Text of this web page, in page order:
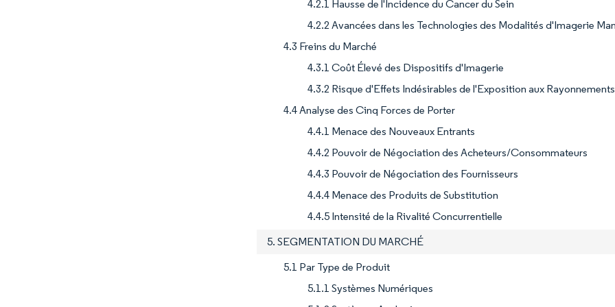
4.2.1 Hausse de l'Incidence du Cancer du Sein
4.2.2 Avancées dans les Technologies des Modalités d'Imagerie
4.3 Freins du Marché
4.3.1 Coût Élevé des Dispositifs d'Imagerie
4.3.2 Risque d'Effets Indésirables de l'Exposition aux Rayonnements
4.4 Analyse des Cinq Forces de Porter
4.4.1 Menace des Nouveaux Entrants
4.4.2 Pouvoir de Négociation des Acheteurs/Consommateurs
4.4.3 Pouvoir de Négociation des Fournisseurs
4.4.4 Menace des Produits de Substitution
4.4.5 Intensité de la Rivalité Concurrentielle
5. SEGMENTATION DU MARCHÉ
5.1 Par Type de Produit
5.1.1 Systèmes Numériques